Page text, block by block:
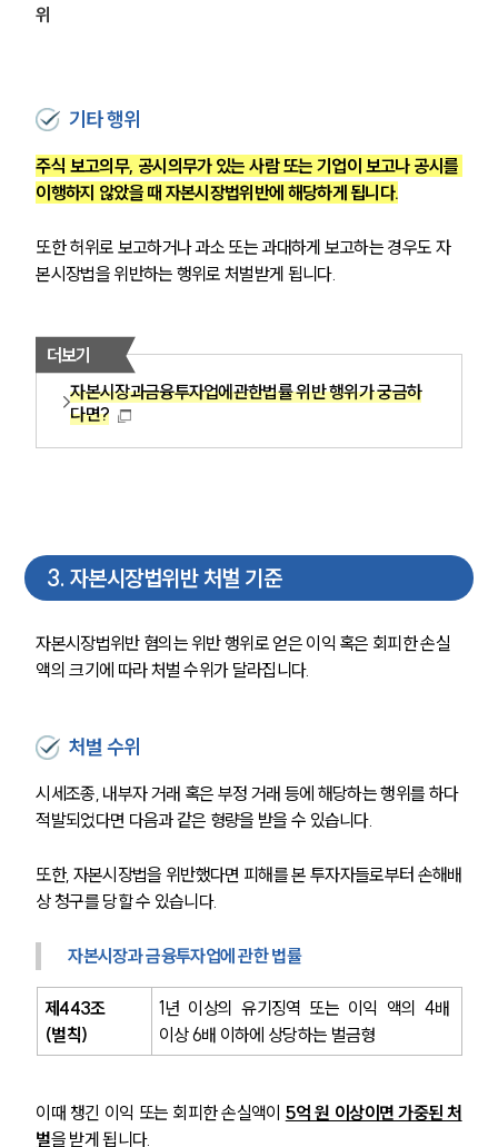
위
기타 행위
주식 보고의무, 공시의무가 있는 사람 또는 기업이 보고나 공시를
이행하지 않았을 때 자본시장법위반에 해당하게 됩니다.
또한 허위로 보고하거나 과소 또는 과대하게 보고하는 경우도 자
본시장법을 위반하는 행위로 처벌받게 됩니다.
더보기
자본시장과금융투자업에관한법률 위반 행위가 궁금하
다면?
3. 자본시장법위반 처벌 기준
자본시장법위반 혐의는 위반 행위로 얻은 이익 혹은 회피한 손실
액의 크기에 따라 처벌 수위가 달라집니다.
처벌 수위
시세조종, 내부자 거래 혹은 부정 거래 등에 해당하는 행위를 하다
적발되었다면 다음과 같은 형량을 받을 수 있습니다.
또한, 자본시장법을 위반했다면 피해를 본 투자자들로부터 손해배
상 청구를 당할 수 있습니다.
자본시장과 금융투자업에 관한 법률
제443조
(벌칙)
1년 이상의 유기징역 또는 이익 액의 4배
이상 6배 이하에 상당하는 벌금형
이때 챙긴 이익 또는 회피한 손실액이 5억 원 이상이면 가중된 처
벌을 받게 됩니다.